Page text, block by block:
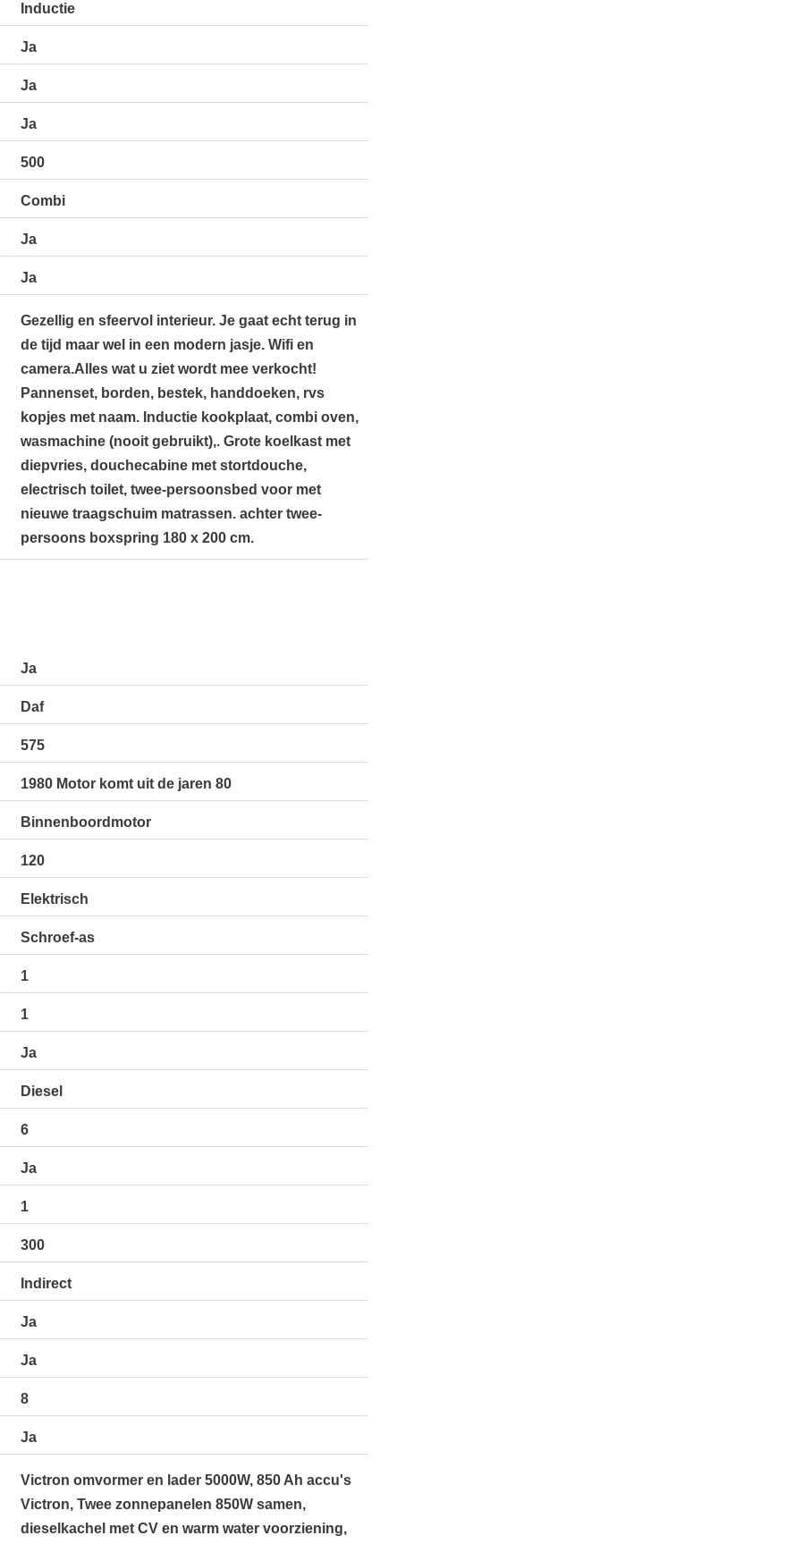
Inductie
Ja
Ja
Ja
500
Combi
Ja
Ja
Gezellig en sfeervol interieur. Je gaat echt terug in
de tijd maar wel in een modern jasje. Wifi en
camera.Alles wat u ziet wordt mee verkocht!
Pannenset, borden, bestek, handdoeken, rvs
kopjes met naam. Inductie kookplaat, combi oven,
wasmachine (nooit gebruikt),. Grote koelkast met
diepvries, douchecabine met stortdouche,
electrisch toilet, twee-persoonsbed voor met
nieuwe traagschuim matrassen. achter twee-
persoons boxspring 180 x 200 cm.
Ja
Daf
575
1980 Motor komt uit de jaren 80
Binnenboordmotor
120
Elektrisch
Schroef-as
1
1
Ja
Diesel
6
Ja
1
300
Indirect
Ja
Ja
8
Ja
Victron omvormer en lader 5000W, 850 Ah accu's
Victron, Twee zonnepanelen 850W samen,
dieselkachel met CV en warm water voorziening,